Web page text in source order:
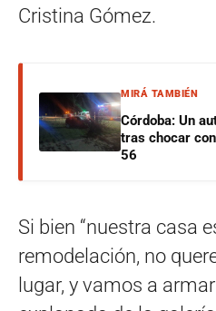
Cristina Gómez.
MIRÁ TAMBIÉN
Córdoba: Un
tras chocar
56
Si bien “nuestra casa
remodelación, no
lugar, y vamos a